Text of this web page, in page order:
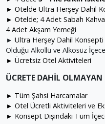
► Otelde Ultra Herşey Dahil
► Otelde; 4 Adet Sabah
4 Adet Akşam Yemeği
► Ultra Herşey Dahil
Olduğu Alkollü ve Alkosüz
► Ücretsiz Otel Aktiviteleri
ÜCRETE DAHİL OLMAYAN
► Tüm Şahsi Harcamalar
► Otel Ücretli Aktiviteleri ve
► Konsept Dışındaki Tüm